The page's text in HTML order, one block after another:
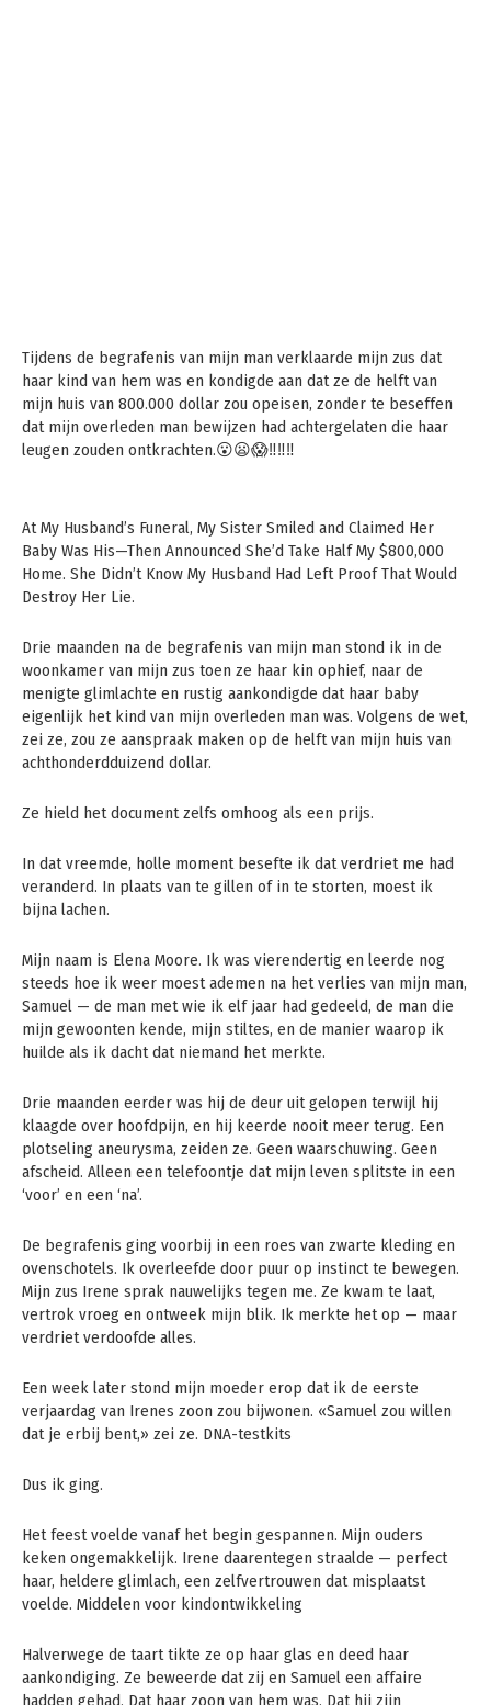
Tijdens de begrafenis van mijn man verklaarde mijn zus dat
haar kind van hem was en kondigde aan dat ze de helft van
mijn huis van 800.000 dollar zou opeisen, zonder te beseffen
dat mijn overleden man bewijzen had achtergelaten die haar
leugen zouden ontkrachten.😮😦😱‼️‼️‼️
At My Husband’s Funeral, My Sister Smiled and Claimed Her
Baby Was His—Then Announced She’d Take Half My $800,000
Home. She Didn’t Know My Husband Had Left Proof That Would
Destroy Her Lie.
Drie maanden na de begrafenis van mijn man stond ik in de
woonkamer van mijn zus toen ze haar kin ophief, naar de
menigte glimlachte en rustig aankondigde dat haar baby
eigenlijk het kind van mijn overleden man was. Volgens de wet,
zei ze, zou ze aanspraak maken op de helft van mijn huis van
achthonderdduizend dollar.
Ze hield het document zelfs omhoog als een prijs.
In dat vreemde, holle moment besefte ik dat verdriet me had
veranderd. In plaats van te gillen of in te storten, moest ik
bijna lachen.
Mijn naam is Elena Moore. Ik was vierendertig en leerde nog
steeds hoe ik weer moest ademen na het verlies van mijn man,
Samuel — de man met wie ik elf jaar had gedeeld, de man die
mijn gewoonten kende, mijn stiltes, en de manier waarop ik
huilde als ik dacht dat niemand het merkte.
Drie maanden eerder was hij de deur uit gelopen terwijl hij
klaagde over hoofdpijn, en hij keerde nooit meer terug. Een
plotseling aneurysma, zeiden ze. Geen waarschuwing. Geen
afscheid. Alleen een telefoontje dat mijn leven splitste in een
‘voor’ en een ‘na’.
De begrafenis ging voorbij in een roes van zwarte kleding en
ovenschotels. Ik overleefde door puur op instinct te bewegen.
Mijn zus Irene sprak nauwelijks tegen me. Ze kwam te laat,
vertrok vroeg en ontweek mijn blik. Ik merkte het op — maar
verdriet verdoofde alles.
Een week later stond mijn moeder erop dat ik de eerste
verjaardag van Irenes zoon zou bijwonen. «Samuel zou willen
dat je erbij bent,» zei ze. DNA-testkits
Dus ik ging.
Het feest voelde vanaf het begin gespannen. Mijn ouders
keken ongemakkelijk. Irene daarentegen straalde — perfect
haar, heldere glimlach, een zelfvertrouwen dat misplaatst
voelde. Middelen voor kindontwikkeling
Halverwege de taart tikte ze op haar glas en deed haar
aankondiging. Ze beweerde dat zij en Samuel een affaire
hadden gehad. Dat haar zoon van hem was. Dat hij zijn